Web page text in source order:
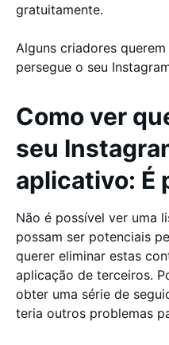
gratuitamente.
Alguns criadores
persegue o seu
Como ver
seu
aplicativo: É
Não é possível ver uma
possam ser potenciais
querer eliminar estas
aplicação de terceiros.
obter uma série de
teria outros problemas